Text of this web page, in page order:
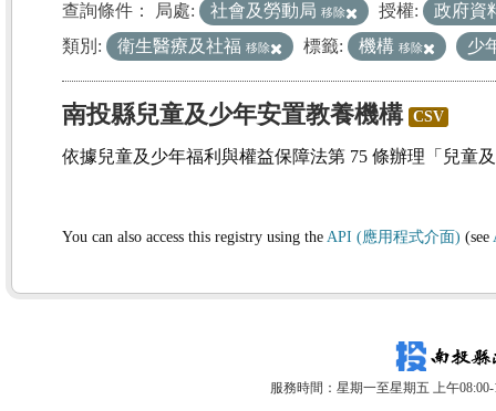
查詢條件： 局處: 社會及勞動局 移除 授權:
政府資
類別:
衛生醫療及社福 移除 標籤: 機構 移除 少
南投縣兒童及少年安置教養機構 CSV
依據兒童及少年福利與權益保障法第 75 條辦理「兒童
You can also access this registry using the API (應用程式介面) (see
服務時間：星期一至星期五 上午